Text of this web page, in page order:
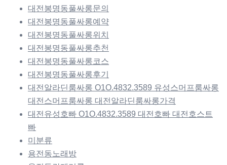
대전봉명동풀싸롱문의
대전봉명동풀싸롱예약
대전봉명동풀싸롱위치
대전봉명동풀싸롱추천
대전봉명동풀싸롱코스
대전봉명동풀싸롱후기
대전알라딘룸싸롱 O1O.4832.3589 유성스머프룸싸롱
대전스머프룸싸롱 대전알라딘룸싸롱가격
대전유성호빠 O1O.4832.3589 대전호빠 대전호스트
빠
미분류
용전동노래방